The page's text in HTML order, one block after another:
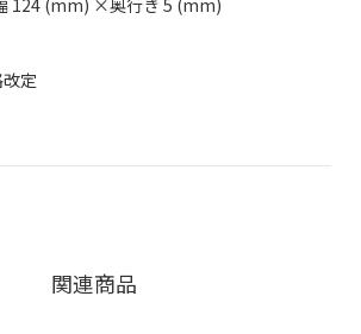
定
関連商品